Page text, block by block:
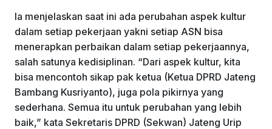
Ia menjelaskan saat ini ada perubahan aspek kultur
dalam setiap pekerjaan yakni setiap ASN bisa
menerapkan perbaikan dalam setiap pekerjaannya,
salah satunya kedisiplinan. “Dari aspek kultur, kita
bisa mencontoh sikap pak ketua (Ketua DPRD Jateng
Bambang Kusriyanto), juga pola pikirnya yang
sederhana. Semua itu untuk perubahan yang lebih
baik,” kata Sekretaris DPRD (Sekwan) Jateng Urip